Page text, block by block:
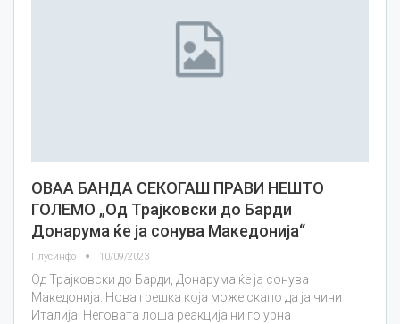
ОВАА БАНДА СЕКОГАШ ПРАВИ НЕШТО
ГОЛЕМО „Од Трајковски до Барди
Донарума ќе ја сонува Македонија“
Плусинфо 10/09/2023
Од Трајковски до Барди, Донарума ќе ја сонува
Македонија. Нова грешка која може скапо да ја чини
Италија. Неговата лоша реакција ни го урна